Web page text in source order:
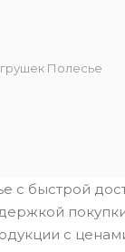
Полесье
с быстрой
с